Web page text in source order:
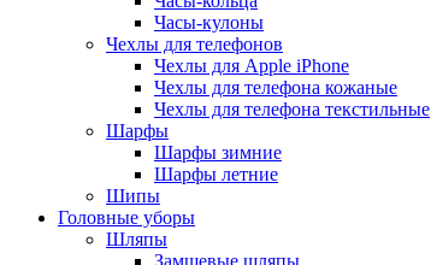
Часы-кулоны
Чехлы для телефонов
Чехлы для Apple iPhone
Чехлы для телефона кожаные
Чехлы для телефона текстильные
Шарфы
Шарфы зимние
Шарфы летние
Шипы
Головные уборы
Шляпы
Замшевые шляпы